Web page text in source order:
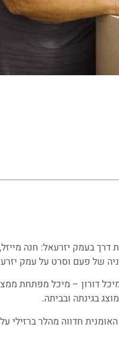
בעמק יזרעאל: חנה
של פעם וסרט על עמק
דורון – מיכל מפתחת
בגינתה ובביתה.
חדווה מהלר ברזילי